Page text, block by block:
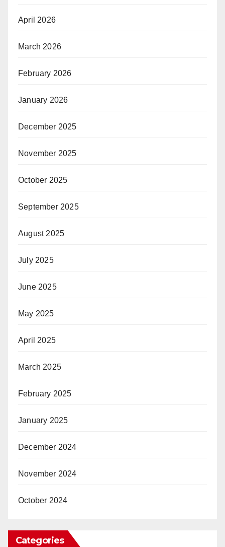
April 2026
March 2026
February 2026
January 2026
December 2025
November 2025
October 2025
September 2025
August 2025
July 2025
June 2025
May 2025
April 2025
March 2025
February 2025
January 2025
December 2024
November 2024
October 2024
Categories